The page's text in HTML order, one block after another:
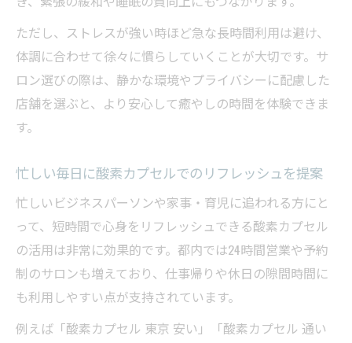
酸素カプセルで短時間でも効率的なリフレ
ッシュ
忙しい人こそ酸素カプセルで健康管理を実
ング
隙間時間に通える酸素カプセルの魅力紹介
ただし、ストレスが強い時ほど急な長時間利用は避け、
体調に合わせて徐々に慣らしていくことが大切です。サ
ロン選びの際は、静かな環境やプライバシーに配慮した
店舗を選ぶと、より安心して癒やしの時間を体験できま
す。
忙しい毎日に酸素カプセルでのリフレッシュを提案
忙しいビジネスパーソンや家事・育児に追われる方にと
って、短時間で心身をリフレッシュできる酸素カプセル
の活用は非常に効果的です。都内では24時間営業や予約
制のサロンも増えており、仕事帰りや休日の隙間時間に
も利用しやすい点が支持されています。
例えば「酸素カプセル 東京 安い」「酸素カプセル 通い